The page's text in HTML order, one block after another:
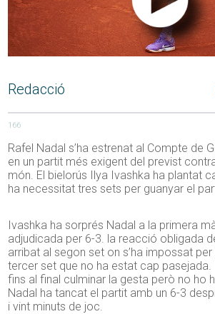
Redacció
166
Rafel Nadal s’ha estrenat al Compte de
en un partit més exigent del previst
món. El bielorús Ilya Ivashka ha plantat
ha necessitat tres sets per guanyar el
Ivashka ha sorprés Nadal a la primera
adjudicada per 6-3. la reacció obligada
arribat al segon set on s’ha impossat
tercer set que no ha estat cap pasejada.
fins al final culminar la gesta però no ho
Nadal ha tancat el partit amb un 6-3
i vint minuts de joc.